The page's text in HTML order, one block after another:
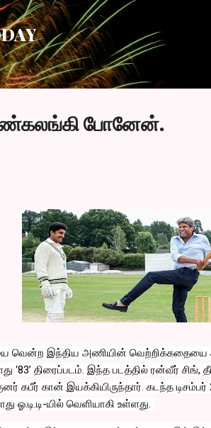
போனேன்.
வென்ற இந்திய அணியின் வெற்றிக்கதையை
‘83’ திரைப்படம். இந்த படத்தில் ரன்வீர்
கபீர் கான் இயக்கியிருந்தார். கடந்த
ஓ.டி.டி-யில் வெளியாகி உள்ளது.